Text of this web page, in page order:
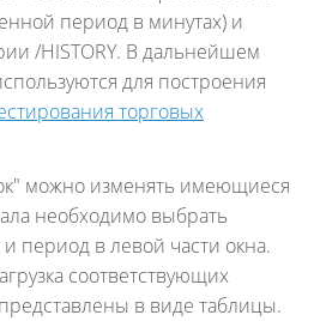
период в минутах) и
/HISTORY. В дальнейшем
для построения
торговых
можно изменять имеющиеся
необходимо выбрать
период в левой части окна.
соответствующих
в виде таблицы.